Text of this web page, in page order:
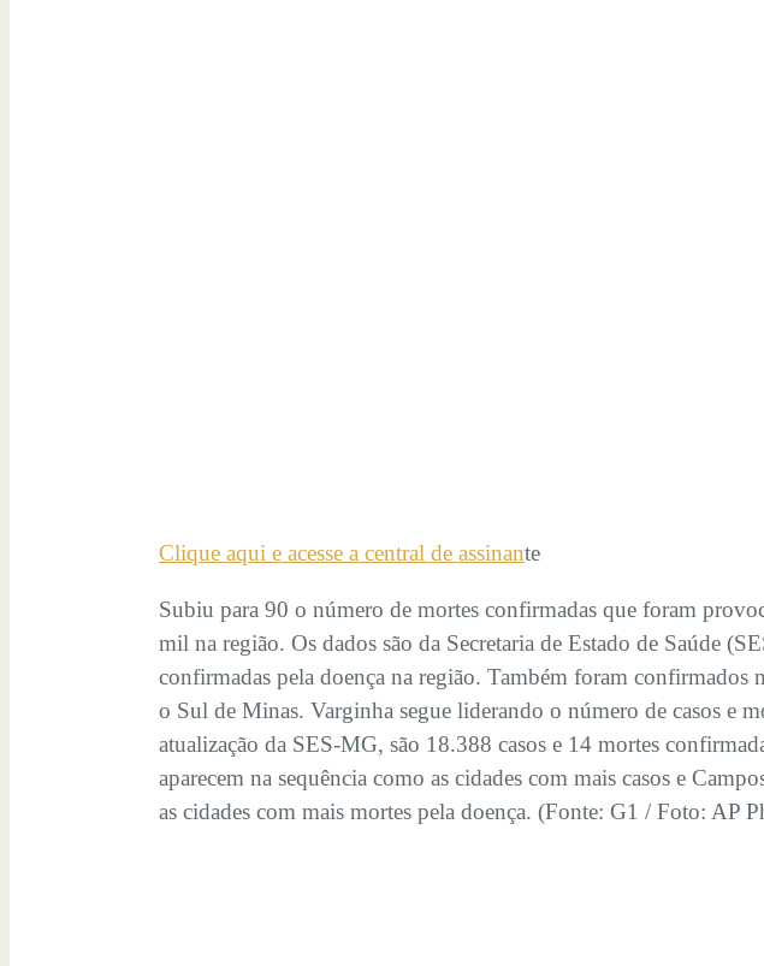
Clique aqui e acesse a central de assinante
Subiu para 90 o número de mortes confirmadas que foram
mil na região. Os dados são da Secretaria de Estado de Saúde
confirmadas pela doença na região. Também foram
o Sul de Minas. Varginha segue liderando o número de casos e
atualização da SES-MG, são 18.388 casos e 14 mortes
aparecem na sequência como as cidades com mais casos e
as cidades com mais mortes pela doença. (Fonte: G1 / Foto: AP